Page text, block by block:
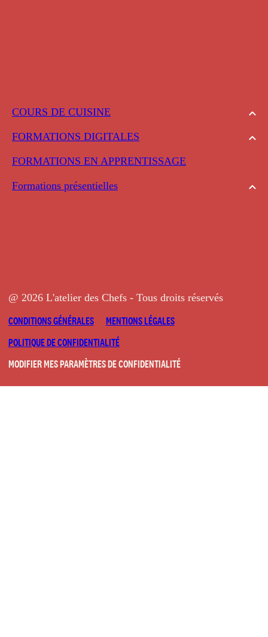
COURS DE CUISINE
FORMATIONS DIGITALES
FORMATIONS EN APPRENTISSAGE
Formations présentielles
@ 2026 L'atelier des Chefs - Tous droits réservés
CONDITIONS GÉNÉRALES
MENTIONS LÉGALES
POLITIQUE DE CONFIDENTIALITÉ
MODIFIER MES PARAMÈTRES DE CONFIDENTIALITÉ